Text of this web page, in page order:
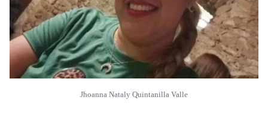
Jhoanna Nataly Quintanilla Valle